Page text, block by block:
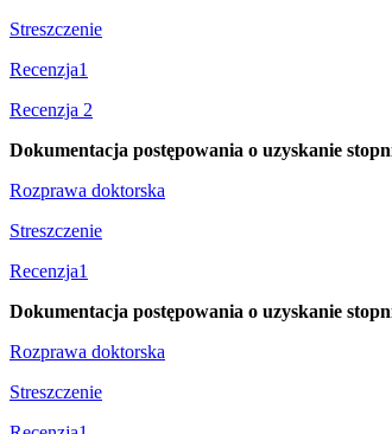
Streszczenie
Recenzja1
Recenzja 2
Dokumentacja postępowania o uzyskanie
Rozprawa doktorska
Streszczenie
Recenzja1
Dokumentacja postępowania o uzyskanie
Rozprawa doktorska
Streszczenie